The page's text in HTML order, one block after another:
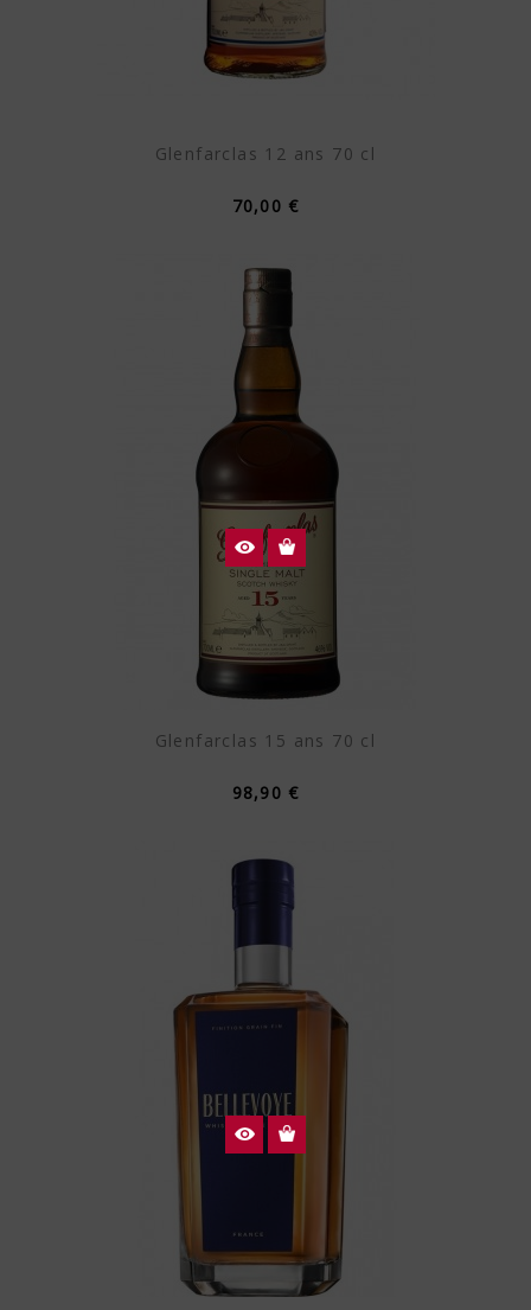
Glenfarclas 12 ans 70 cl
70,00 €
Glenfarclas 15 ans 70 cl
98,90 €